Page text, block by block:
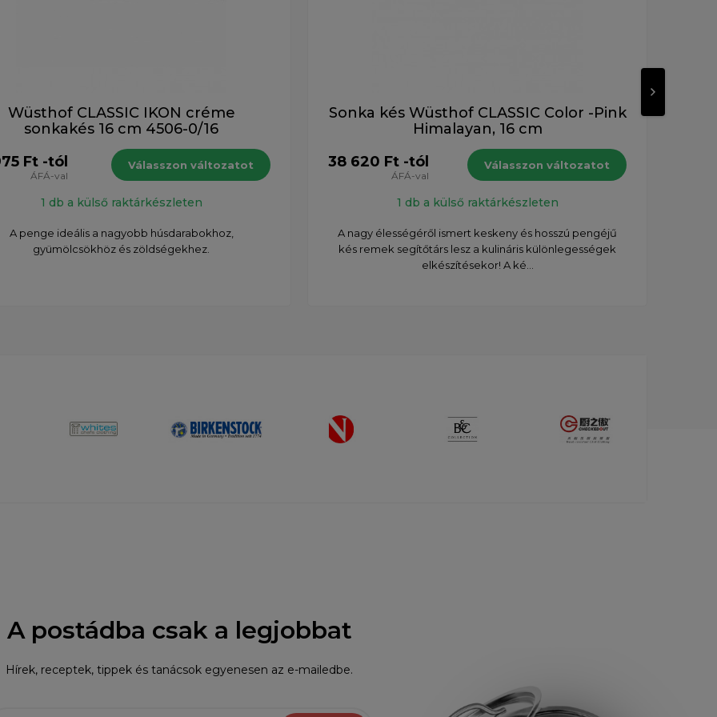
Wüsthof CLASSIC IKON créme
sonkakés 16 cm 4506-0/16
Ft -tól
ÁFÁ-val
Válasszon változatot
1 db a külső raktárkészleten
A penge ideális a nagyobb húsdarabokhoz,
gyümölcsökhöz és zöldségekhez.
Sonka kés Wüsthof CLASSIC Color -Pink
Himalayan, 16 cm
38 620 Ft -tól
ÁFÁ-val
Válasszon változatot
1 db a külső raktárkészleten
A nagy élességéről ismert keskeny és hosszú pengéjű
kés remek segítőtárs lesz a kulináris különlegességek
elkészítésekor! A ké...
A postádba csak a legjobbat
Hírek, receptek, tippek és tanácsok egyenesen az e-mailedbe.